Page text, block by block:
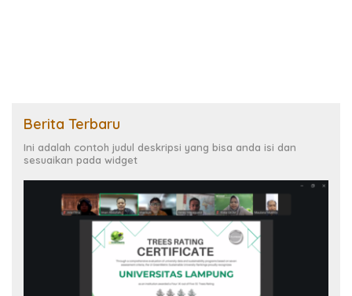
Berita Terbaru
Ini adalah contoh judul deskripsi yang bisa anda isi dan
sesuaikan pada widget